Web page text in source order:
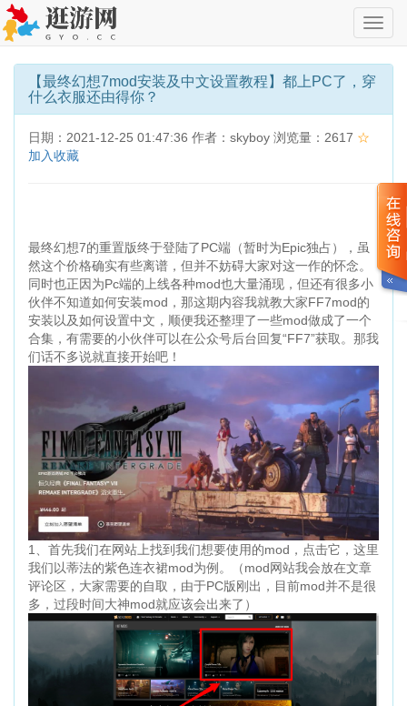
切
换
导
航
【最终幻想7mod安装及中文设置教程】都上PC了，穿
什么衣服还由得你？
日期：2021-12-25 01:47:36 作者：skyboy 浏览量：2617 ☆
加入收藏
最终幻想7的重置版终于登陆了PC端（暂时为Epic独占），虽
然这个价格确实有些离谱，但并不妨碍大家对这一作的怀念。
同时也正因为Pc端的上线各种mod也大量涌现，但还有很多小
伙伴不知道如何安装mod，那这期内容我就教大家FF7mod的
安装以及如何设置中文，顺便我还整理了一些mod做成了一个
合集，有需要的小伙伴可以在公众号后台回复“FF7”获取。那我
们话不多说就直接开始吧！
1、首先我们在网站上找到我们想要使用的mod，点击它，这里
我们以蒂法的紫色连衣裙mod为例。（mod网站我会放在文章
评论区，大家需要的自取，由于PC版刚出，目前mod并不是很
多，过段时间大神mod就应该会出来了）